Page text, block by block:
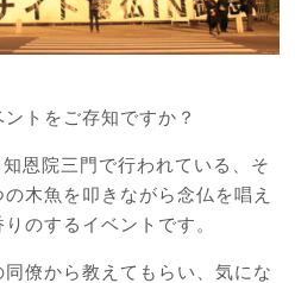
トをご存知ですか？
恩院三門で行われている、そ
木魚を叩きながら念仏を唱え
のするイベントです。
僚から教えてもらい、気にな